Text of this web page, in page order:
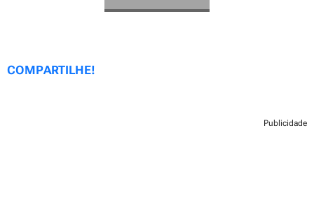
COMPARTILHE!
Publicidade